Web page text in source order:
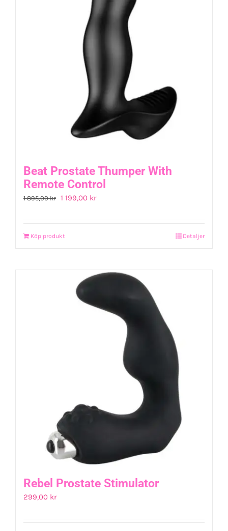
Beat Prostate Thumper With
Remote Control
1 895,00kr Det
var:
1 199,00 krDet
Köp produkt Detaljer
Rebel Prostate Stimulator
299,00 kr